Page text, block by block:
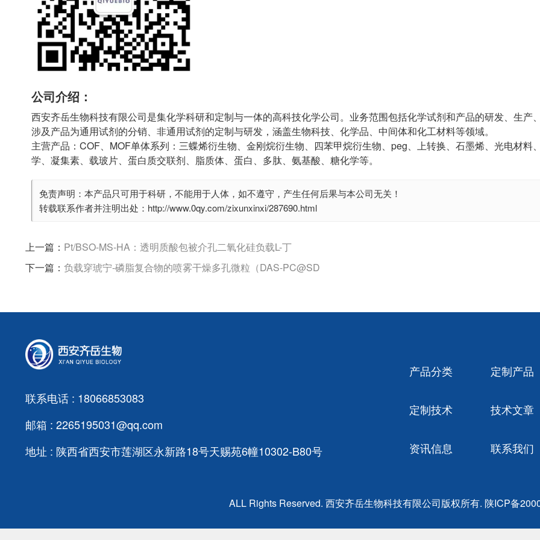
公司介绍：
西安齐岳生物科技有限公司是集化学科研和定制与一体的高科技化学公司。业务范围包括化学试剂和产品的研发、生产、
涉及产品为通用试剂的分销、非通用试剂的定制与研发，涵盖生物科技、化学品、中间体和化工材料等领域。
主营产品：COF、MOF单体系列：三蝶烯衍生物、金刚烷衍生物、四苯甲烷衍生物、peg、上转换、石墨烯、光电材料
学、凝集素、载玻片、蛋白质交联剂、脂质体、蛋白、多肽、氨基酸、糖化学等。
免责声明：本产品只可用于科研，不能用于人体，如不遵守，产生任何后果与本公司无关！
转载联系作者并注明出处：http://www.0qy.com/zixunxinxi/287690.html
上一篇： Pt/BSO-MS-HA：透明质酸包被介孔二氧化硅负载L-丁
下一篇： 负载穿琥宁-磷脂复合物的喷雾干燥多孔微粒（DAS-PC@SD
联系电话 : 18066853083
邮箱 : 2265195031@qq.com
地址 : 陕西省西安市莲湖区永新路18号天赐苑6幢10302-B80号
产品分类 定制产品
定制技术 技术文章
资讯信息 联系我们
ALL Rights Reserved. 西安齐岳生物科技有限公司版权所有. 陕ICP备